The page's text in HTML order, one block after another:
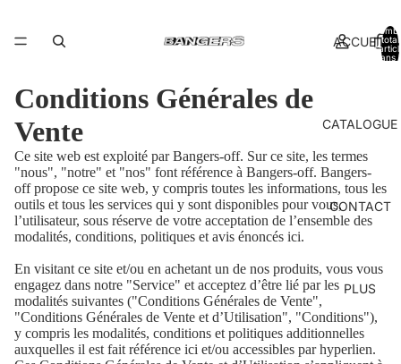
ACCUEIL
CATALOGUE
CONTACT
PLUS
total
dans
Conditions Générales de
Vente
Ce site web est exploité par Bangers-off. Sur ce site, les termes
"nous", "notre" et "nos" font référence à Bangers-off. Bangers-
offpropose ce site web, y compris toutes les informations, tous les
outils et tous les services qui y sont disponibles pour vous,
l’utilisateur, sous réserve de votre acceptation de l’ensemble des
modalités, conditions, politiques et avis énoncés ici.
En visitant ce site et/ou en achetant un de nos produits, vous vous
engagez dans notre "Service" et acceptez d’être lié par les
modalités suivantes ("Conditions Générales de Vente",
"Conditions Générales de Vente et d’Utilisation", "Conditions"),
y compris les modalités, conditions et politiques additionnelles
auxquelles il est fait référence ici et/ou accessibles par hyperlien.